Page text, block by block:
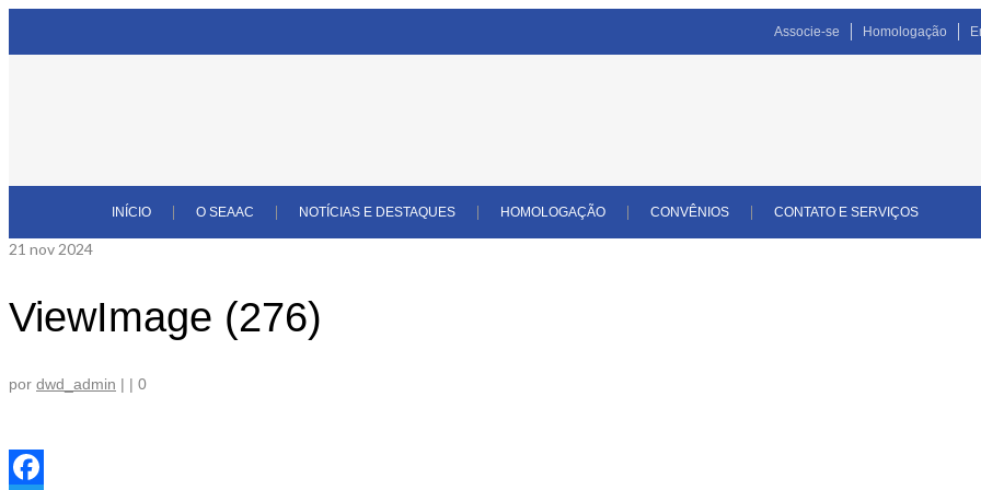
Associe-se Homologação
INÍCIO O SEAAC NOTÍCIAS E DESTAQUES HOMOLOGAÇÃO CONVÊNIOS CONTATO E SERVIÇOS
21 nov 2024
ViewImage (276)
por dwd_admin | | 0